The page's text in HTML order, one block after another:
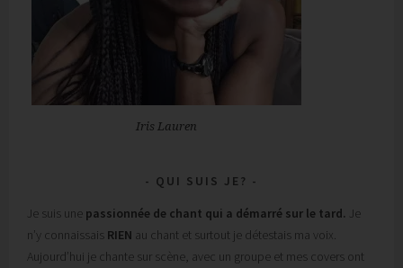
Iris Lauren
QUI SUIS JE?
Je suis une passionnée de chant qui a démarré sur le tard. Je
n’y connaissais RIEN au chant et surtout je détestais ma voix.
Aujourd’hui je chante sur scène, avec un groupe et mes covers ont